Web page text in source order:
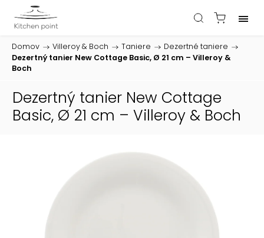
Domov / Villeroy & Boch / Taniere / Dezertné taniere /
Dezertný tanier New Cottage Basic, Ø 21 cm – Villeroy &
Boch
Dezertný tanier New Cottage
Basic, Ø 21 cm – Villeroy & Boch